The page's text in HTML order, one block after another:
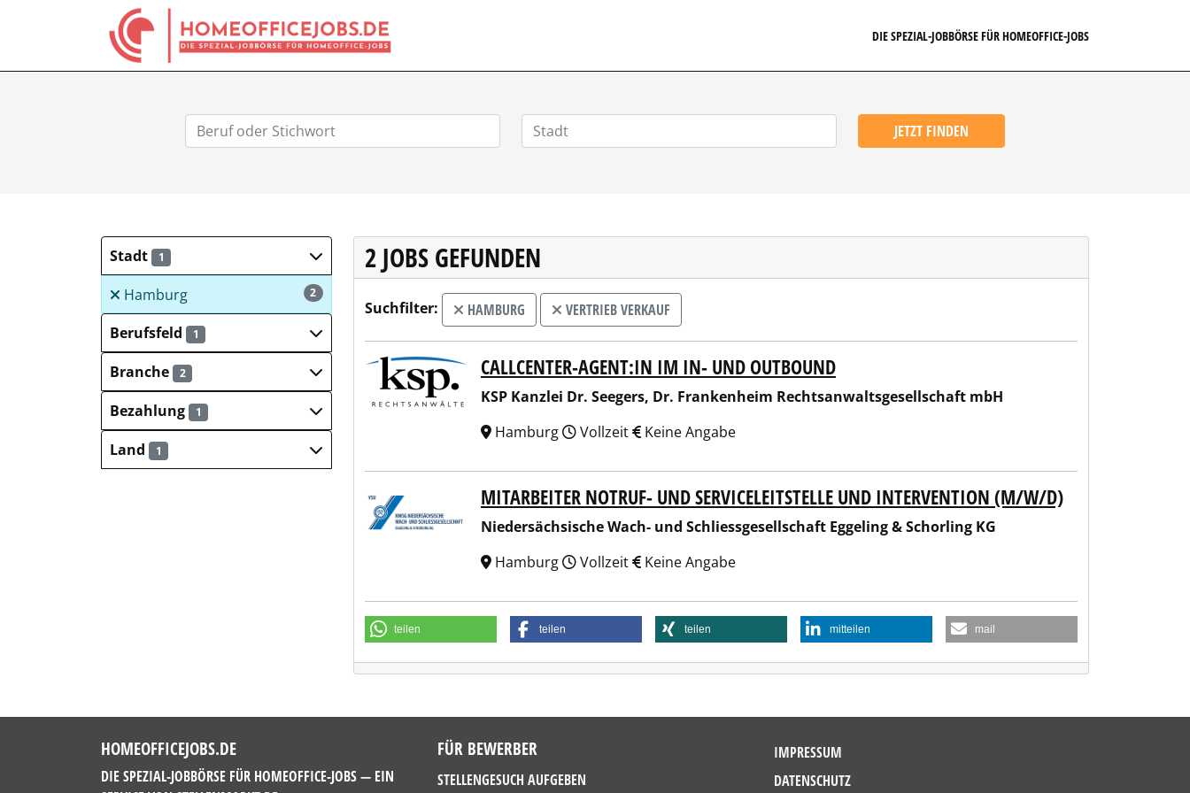
DIE SPEZIAL-JOBBÖRSE FÜR HOMEOFFICE-JOBS
JETZT FINDEN
Stadt 1
2
Hamburg
Berufsfeld
1
Branche 2
Bezahlung 1
Land 1
2 JOBS GEFUNDEN
Suchfilter: HAMBURG VERTRIEB VERKAUF
KSP Kanzlei Dr. Seegers, Dr. Frankenheim Rechtsanwaltsgesellschaft mbH
CALLCENTER-AGENT:IN IM IN- UND OUTBOUND
KSP Kanzlei Dr. Seegers, Dr. Frankenheim Rechtsanwaltsgesellschaft mbH
Hamburg
Vollzeit Keine Angabe
Niedersächsische Wach- und Schliessgesellschaft Eggeling & Schorling KG
MITARBEITER NOTRUF- UND SERVICELEITSTELLE UND INTERVENTION (M/W/D)
Niedersächsische Wach- und Schliessgesellschaft Eggeling & Schorling KG
Hamburg
Vollzeit Keine Angabe
teilen teilen teilen mitteilen mail
HOMEOFFICEJOBS.DE
DIE SPEZIAL-JOBBÖRSE FÜR HOMEOFFICE-JOBS — EIN
FÜR BEWERBER
STELLENGESUCH AUFGEBEN
IMPRESSUM
DATENSCHUTZ